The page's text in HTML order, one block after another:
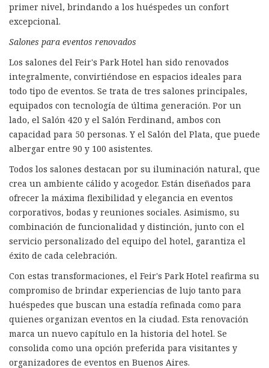
primer nivel, brindando a los huéspedes un confort
excepcional.
Salones para eventos renovados
Los salones del Feir's Park Hotel han sido renovados
integralmente, convirtiéndose en espacios ideales para
todo tipo de eventos. Se trata de tres salones principales,
equipados con tecnología de última generación. Por un
lado, el Salón 420 y el Salón Ferdinand, ambos con
capacidad para 50 personas. Y el Salón del Plata, que puede
albergar entre 90 y 100 asistentes.
Todos los salones destacan por su iluminación natural, que
crea un ambiente cálido y acogedor. Están diseñados para
ofrecer la máxima flexibilidad y elegancia en eventos
corporativos, bodas y reuniones sociales. Asimismo, su
combinación de funcionalidad y distinción, junto con el
servicio personalizado del equipo del hotel, garantiza el
éxito de cada celebración.
Con estas transformaciones, el Feir's Park Hotel reafirma su
compromiso de brindar experiencias de lujo tanto para
huéspedes que buscan una estadía refinada como para
quienes organizan eventos en la ciudad. Esta renovación
marca un nuevo capítulo en la historia del hotel. Se
consolida como una opción preferida para visitantes y
organizadores de eventos en Buenos Aires.